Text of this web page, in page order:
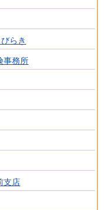
らき
事務所
支店